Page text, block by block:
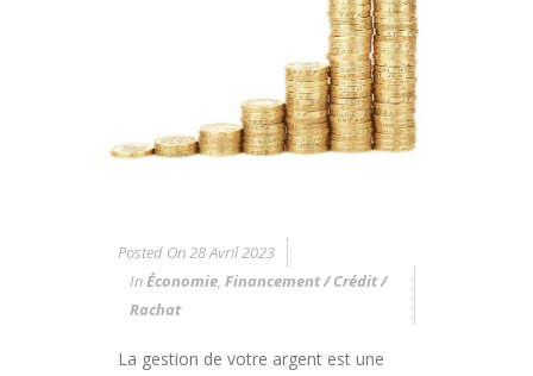
Posted On28 Avril 2023
InÉconomie, Financement / Crédit /
Rachat
La gestion de votre argent est une